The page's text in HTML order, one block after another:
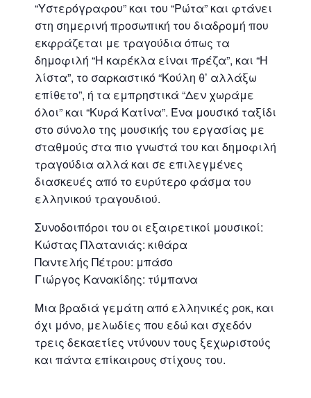
“Υστερόγραφου” και του “Ρώτα” και φτάνει
στη σημερινή προσωπική του διαδρομή που
εκφράζεται με τραγούδια όπως τα
δημοφιλή “H καρέκλα είναι πρέζα”, και “Η
λίστα”, το σαρκαστικό “Koύλη θ’ αλλάξω
επίθετο”, ή τα εμπρηστικά “Δεν χωράμε
όλοι” και “Κυρά Κατίνα”. Ένα μουσικό ταξίδι
στο σύνολο της μουσικής του εργασίας με
σταθμούς στα πιο γνωστά του και δημοφιλή
τραγούδια αλλά και σε επιλεγμένες
διασκευές από το ευρύτερο φάσμα του
ελληνικού τραγουδιού.
Συνοδοιπόροι του οι εξαιρετικοί μουσικοί:
Kώστας Πλατανιάς: κιθάρα
Παντελής Πέτρου: μπάσο
Γιώργος Κανακίδης: τύμπανα
Μια βραδιά γεμάτη από ελληνικές ροκ, και
όχι μόνο, μελωδίες που εδώ και σχεδόν
τρεις δεκαετίες ντύνουν τους ξεχωριστούς
και πάντα επίκαιρους στίχους του.